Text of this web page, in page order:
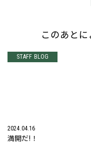
このあと
STAFF BLOG
2024.04.16
満開だ!！